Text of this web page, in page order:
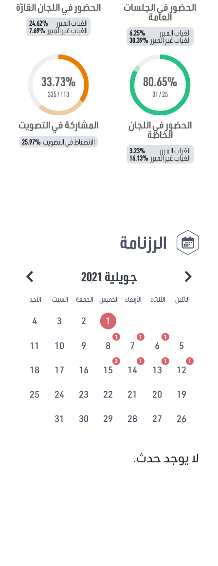
الحضور في الجلسات
العامة
الغياب المبرر 6.25%
الغياب غير المبرر 38.39%
الحضور في اللجان القارّة
الغياب المبرر 24.62%
الغياب غير المبرر 7.69%
80.65%
25 / 31
الحضور في اللجان
الخاصة
الغياب المبرر 3.23%
الغياب غير المبرر 16.13%
33.73%
113 / 335
المشاركة في التصويت
الانضباط في التصويت 25.97%
الرزنامة
جويلية 2021
الاثنين الثلاثاء الأربعاء الخميس الجمعة السبت الأحد
1
2
3
4
5
6
1
7
1
8
1
9
10
11
12
1
13
1
14
1
15
2
16
17
18
19
20
21
22
23
24
25
26
27
28
29
30
31
لا يوجد حدث.